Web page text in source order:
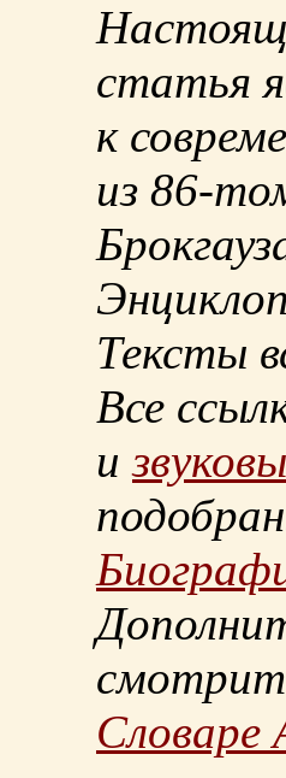
статья
к
из 86-
Тексты
Все
и
Словаре